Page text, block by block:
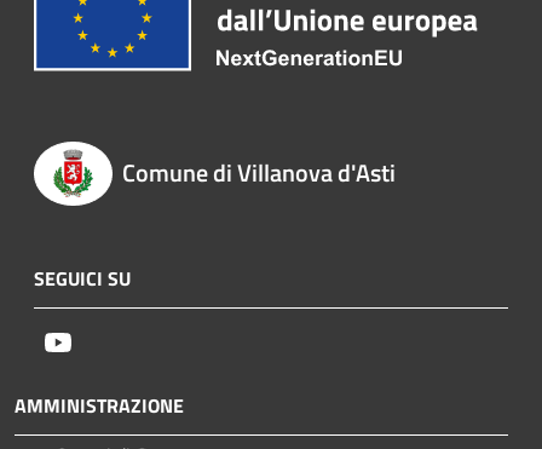
Comune di Villanova d'Asti
SEGUICI SU
AMMINISTRAZIONE